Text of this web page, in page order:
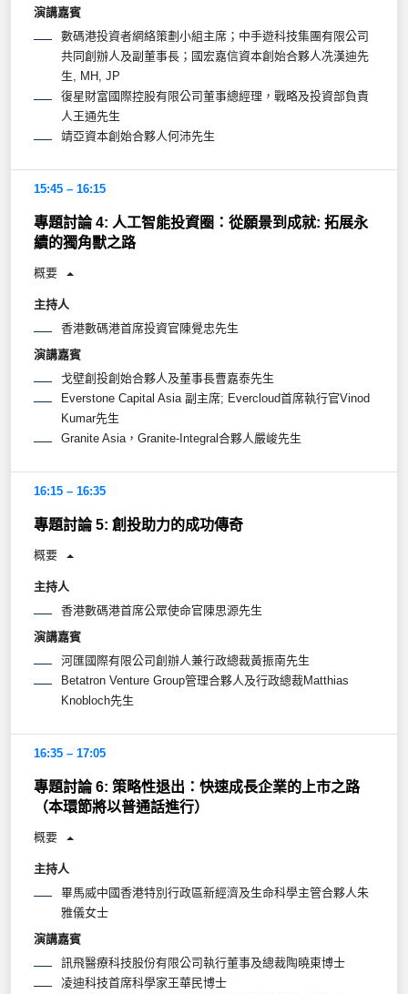
演講嘉賓
數碼港投資者網絡策劃小組主席；中手遊科技集團有限公司
共同創辦人及副董事長；國宏嘉信資本創始合夥人冼漢迪先
生, MH, JP
復星財富國際控股有限公司董事總經理，戰略及投資部負責
人王通先生
靖亞資本創始合夥人何沛先生
15:45 – 16:15
專題討論 4: 人工智能投資圈：從願景到成就: 拓展永
續的獨角獸之路
概要
主持人
香港數碼港首席投資官陳覺忠先生
演講嘉賓
戈壁創投創始合夥人及董事長曹嘉泰先生
Everstone Capital Asia 副主席; Evercloud首席執行官Vinod
Kumar先生
Granite Asia，Granite-Integral合夥人嚴峻先生
16:15 – 16:35
專題討論 5: 創投助力的成功傳奇
概要
主持人
香港數碼港首席公眾使命官陳思源先生
演講嘉賓
河匯國際有限公司創辦人兼行政總裁黃振南先生
Betatron Venture Group管理合夥人及行政總裁Matthias
Knobloch先生
16:35 – 17:05
專題討論 6: 策略性退出：快速成長企業的上市之路
（本環節將以普通話進行）
概要
主持人
畢馬威中國香港特別行政區新經濟及生命科學主管合夥人朱
雅儀女士
演講嘉賓
訊飛醫療科技股份有限公司執行董事及總裁陶曉東博士
凌迪科技首席科學家王華民博士